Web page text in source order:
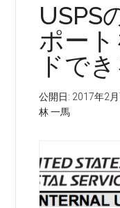
USPS
ポー
ドで
公開日: 2017年2
林 一馬